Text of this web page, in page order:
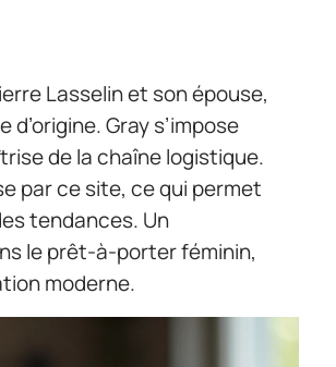
Lasselin et son épouse,
Gray s’impose
de la chaîne logistique.
par ce site, ce qui permet
tendances. Un
le prêt-à-porter féminin,
moderne.